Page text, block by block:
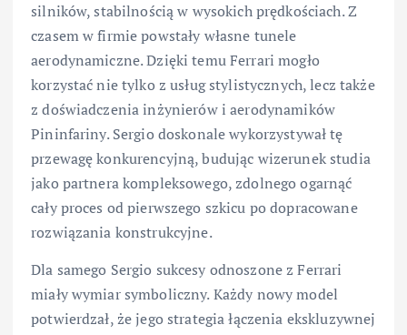
silników, stabilnością w wysokich prędkościach. Z
czasem w firmie powstały własne tunele
aerodynamiczne. Dzięki temu Ferrari mogło
korzystać nie tylko z usług stylistycznych, lecz także
z doświadczenia inżynierów i aerodynamików
Pininfariny. Sergio doskonale wykorzystywał tę
przewagę konkurencyjną, budując wizerunek studia
jako partnera kompleksowego, zdolnego ogarnąć
cały proces od pierwszego szkicu po dopracowane
rozwiązania konstrukcyjne.
Dla samego Sergio sukcesy odnoszone z Ferrari
miały wymiar symboliczny. Każdy nowy model
potwierdzał, że jego strategia łączenia ekskluzywnej